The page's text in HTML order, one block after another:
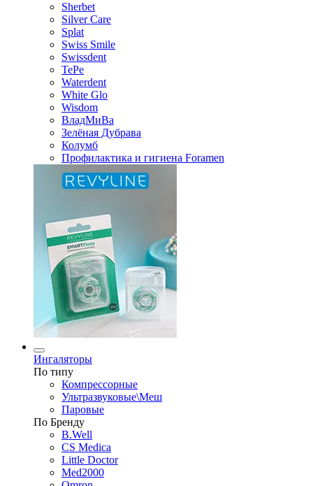
Sherbet
Silver Care
Splat
Swiss Smile
Swissdent
TePe
Waterdent
White Glo
Wisdom
ВладМиВа
Зелёная Дубрава
Колумб
Профилактика и гигиена Foramen
Ингаляторы
По типу
Компрессорные
Ультразвуковые\Меш
Паровые
По Бренду
B.Well
CS Medica
Little Doctor
Med2000